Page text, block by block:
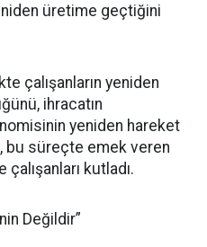
üretime geçtiğini
çalışanların yeniden
ihracatın
yeniden hareket
bu süreçte emek veren
çalışanları kutladı.
Değildir”